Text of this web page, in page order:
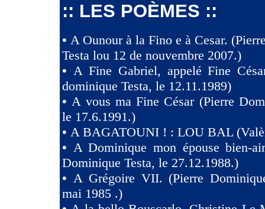
:: LES POÈMES ::
• A Ounour à la Fino e à Cesar.
Testa lou 12 de nouvembre 2007.)
• A Fine Gabriel, appelé Fine
dominique Testa, le 12.11.1989)
•A vous ma Fine César (Pierre
le 17.6.1991.)
• A BAGATOUNI ! : LOU BAL
• A Dominique mon épouse bien-
Dominique Testa, le 27.12.1988.)
• A Grégoire VII. (Pierre
mai 1985 .)